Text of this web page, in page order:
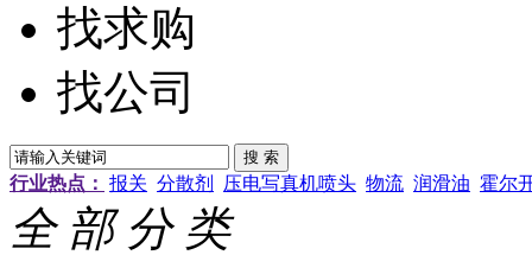
找求购
找公司
行业热点： 报关 分散剂 压电写真机喷头 物流 润滑油 霍尔
全 部 分 类